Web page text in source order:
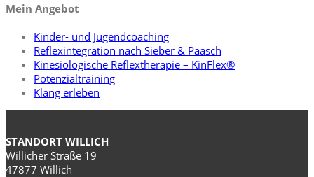
Mein Angebot
Kinder- und Jugendcoaching
Reflexintegration nach Sieber & Paasch
Kinesiologische Reflextherapie – KinFlex®
Potenzialtraining
Klang erleben
STANDORT WILLICH
Willicher Straße 19
47877 Willich